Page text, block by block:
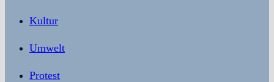
Kultur
Umwelt
Protest